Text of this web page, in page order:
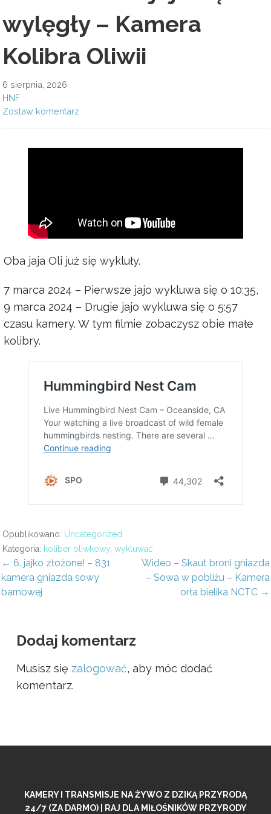
wylęgły – Kamera
Kolibra Oliwii
6 sierpnia, 2026
HNF
Zostaw komentarz
Oba jaja Oli już się wykluły.
7 marca 2024 – Pierwsze jajo wykluwa się o 10:35,
9 marca 2024 – Drugie jajo wykluwa się o 5:57
czasu kamery. W tym filmie zobaczysz obie małe
kolibry.
Opublikowano: Uncategorized
Kategoria: koliber oliwkowy wykluwać
← 6. jajko złożone! – 831
kamera gniazda sowy
barnowej
Wideo – Skaut broni gniazda
– Sowa w pobliżu – Kamera
orła bielika NCTC →
Dodaj komentarz
Musisz się zalogować, aby móc dodać
komentarz.
KAMERY I TRANSMISJE NA ŻYWO Z DZIKĄ PRZYRODĄ
24/7 (ZA DARMO) | RAJ DLA MIŁOŚNIKÓW PRZYRODY